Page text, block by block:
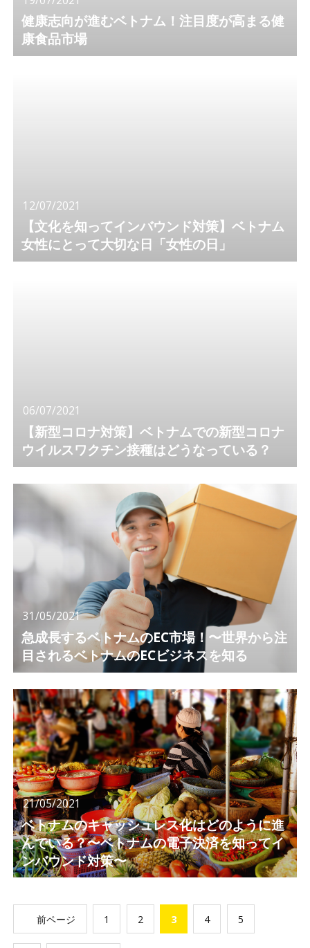
健康志向が進むベトナム！注目度が高まる健
康食品市場
12/07/2021
【文化を知ってインバウンド対策】ベトナム
女性にとって大切な日「女性の日」
06/07/2021
【新型コロナ対策】ベトナムでの新型コロナ
ウイルスワクチン接種はどうなっている？
31/05/2021
急成長するベトナムのEC市場！〜世界から注
目されるベトナムのECビジネスを知る
21/05/2021
ベトナムのキャッシュレス化はどのように進
んでいる？〜ベトナムの電子決済を知ってイ
ンバウンド対策〜
前ページ 1 2 3 4 5